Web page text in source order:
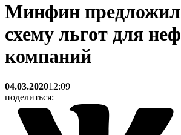
Минфин
схему льгот для
компаний
04.03.202012:09
поделиться: